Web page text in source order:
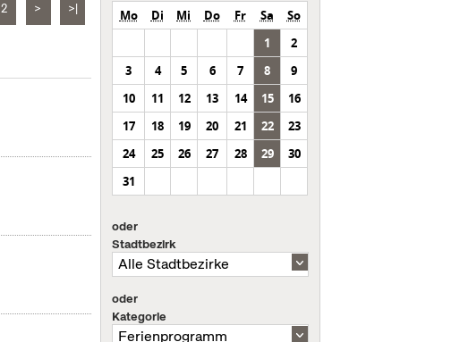
2 > >| Mo Di Mi Do Fr Sa
So
1
2
3
4 5 6 7 8
9
10
11 12 13 14 15
16
17
18 19 20 21 22
23
24
25 26 27 28 29
30
31
oder
Stadtbezirk
oder
Kategorie